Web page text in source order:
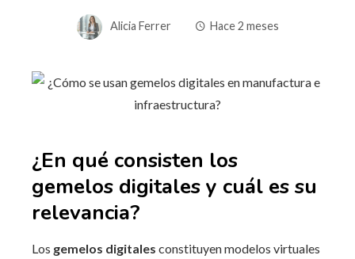
Alicia Ferrer Hace 2 meses
¿En qué consisten los
gemelos digitales y cuál es su
relevancia?
Los gemelos digitales constituyen modelos virtuales